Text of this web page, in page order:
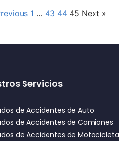
1 … 43 44 45 Next »
Servicios
de Accidentes de Auto
de Accidentes de Camiones
de Accidentes de Motocicleta